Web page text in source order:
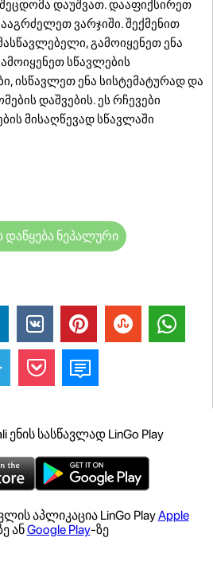
დაუშვათ. დააფიქსირეთ
ვარჯიში. შექმენით
გამოიყენეთ ენა
სწავლების
ისწავლეთ ენა სისტემატურად და
დაშვების. ეს რჩევები
მისაღწევად სწავლაში
დაწყება ნეპალური
ენის სასწავლად LinGo Play
აპლიკაცია LinGo PlayApple
ანGoogle Play-ზე